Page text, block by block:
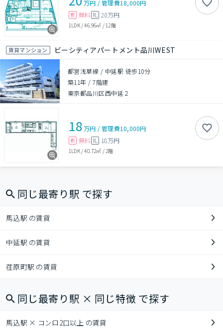
万円 /管理費18,000円
敷 無料 礼 20万円
1LDK/46.96㎡ / 12階
賃貸マンション ビーシティアパートメント品川WEST
都営浅草線 / 中延駅 徒歩10分
築11年 /7階建
東京都品川区西中延２
18万円 /管理費10,000円
敷 無料 礼 18万円
1LDK/40.72㎡ / 2階
同じ最寄り駅 で探す
馬込駅 の賃貸
中延駅 の賃貸
荏原町駅 の賃貸
同じ最寄り駅 × 同じ特徴 で探す
馬込駅 × コンロ2口以上 の賃貸